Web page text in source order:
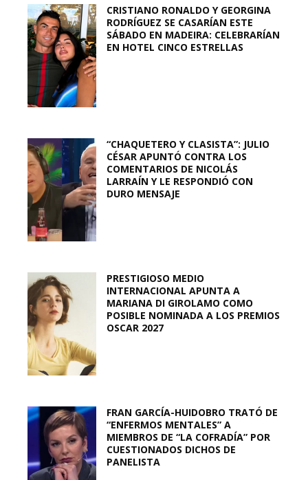
CRISTIANO RONALDO Y GEORGINA
RODRÍGUEZ SE CASARÍAN ESTE
SÁBADO EN MADEIRA: CELEBRARÍAN
EN HOTEL CINCO ESTRELLAS
“CHAQUETERO Y CLASISTA”: JULIO
CÉSAR APUNTÓ CONTRA LOS
COMENTARIOS DE NICOLÁS
LARRAÍN Y LE RESPONDIÓ CON
DURO MENSAJE
PRESTIGIOSO MEDIO
INTERNACIONAL APUNTA A
MARIANA DI GIROLAMO COMO
POSIBLE NOMINADA A LOS PREMIOS
OSCAR 2027
FRAN GARCÍA-HUIDOBRO TRATÓ DE
“ENFERMOS MENTALES” A
MIEMBROS DE “LA COFRADÍA” POR
CUESTIONADOS DICHOS DE
PANELISTA